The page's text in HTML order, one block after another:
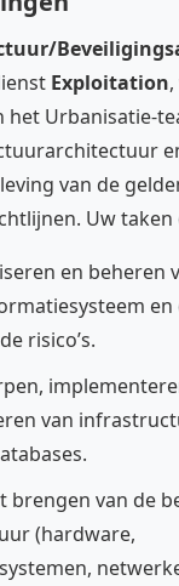
Exploitation
het Urbanisatie-
van de
Uw taken
en beheren
en
risico’s.
van
brengen van de
(hardware,